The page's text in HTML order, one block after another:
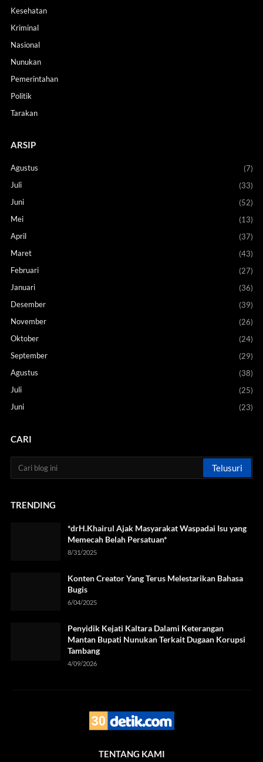
Kesehatan
Kriminal
Nasional
Nunukan
Pemerintahan
Politik
Tarakan
ARSIP
Agustus
(7)
Juli
(33)
Juni
(52)
Mei
(13)
April
(37)
Maret
(43)
Februari
(27)
Januari
(36)
Desember
(39)
November
(26)
Oktober
(24)
September
(29)
Agustus
(38)
Juli
(25)
Juni
(23)
CARI
TRENDING
*drH.Khairul Ajak Masyarakat Waspadai Isu yang
Memecah Belah Persatuan*
8/31/2025
Konten Creator Yang Terus Melestarikan Bahasa
Bugis
6/04/2025
Penyidik Kejati Kaltara Dalami Keterangan
Mantan Bupati Nunukan Terkait Dugaan Korupsi
Tambang
4/09/2026
TENTANG KAMI